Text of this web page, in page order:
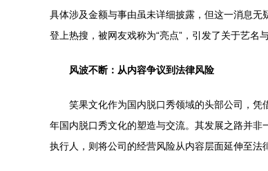
具体涉及金额与事由虽未详细披露，但这一消息
登上热搜，被网友戏称为“亮点”，引发了关于艺名
风波不断：从内容争议到法律风险
笑果文化作为国内脱口秀领域的头部公司，
年国内脱口秀文化的塑造与交流。其发展之路并
执行人，则将公司的经营风险从内容层面延伸至法